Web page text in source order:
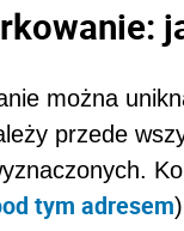
można
przede
tym adresem